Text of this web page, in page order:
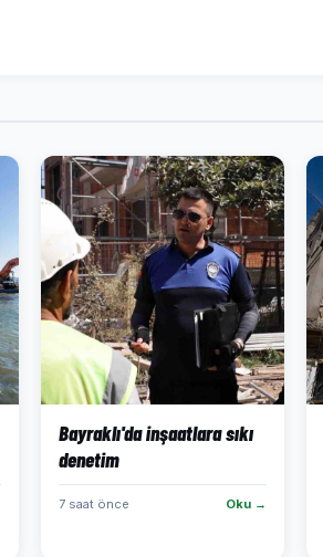
Bayraklı'da inşaatlara sıkı
denetim
7 saat önce Oku →